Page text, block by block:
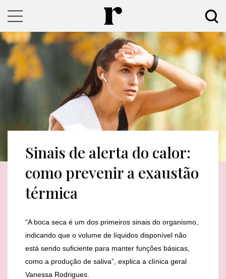
Sinais de alerta do calor:
como prevenir a exaustão
térmica
“A boca seca é um dos primeiros sinais do organismo,
indicando que o volume de líquidos disponível não
está sendo suficiente para manter funções básicas,
como a produção de saliva”, explica a clínica geral
Vanessa Rodrigues.